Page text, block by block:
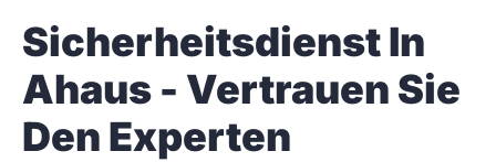
Sicherheitsdienst In
Ahaus - Vertrauen Sie
Den Experten